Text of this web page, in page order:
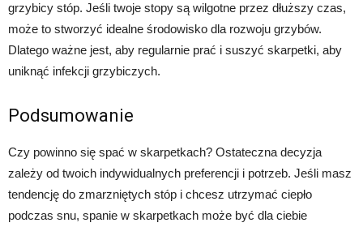
grzybicy stóp. Jeśli twoje stopy są wilgotne przez dłuższy czas,
może to stworzyć idealne środowisko dla rozwoju grzybów.
Dlatego ważne jest, aby regularnie prać i suszyć skarpetki, aby
uniknąć infekcji grzybiczych.
Podsumowanie
Czy powinno się spać w skarpetkach? Ostateczna decyzja
zależy od twoich indywidualnych preferencji i potrzeb. Jeśli masz
tendencję do zmarzniętych stóp i chcesz utrzymać ciepło
podczas snu, spanie w skarpetkach może być dla ciebie